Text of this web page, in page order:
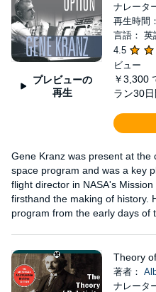
プレビューの
再生
ナレータ
再生時間
言語： 英
4.5
ビュー
￥3,300
ラン30
Gene Kranz was present at the
space program and was a key
flight director in NASA's
firsthand the making of history.
program from the early days of
Theory
著者：
ナレータ